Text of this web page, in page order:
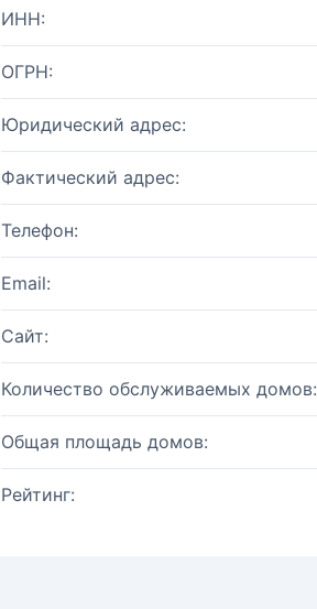
ИНН:
ОГРН:
Юридический адрес:
Фактический адрес:
Телефон:
Email:
Сайт:
Количество обслуживаемых домов:
Общая площадь домов:
Рейтинг: